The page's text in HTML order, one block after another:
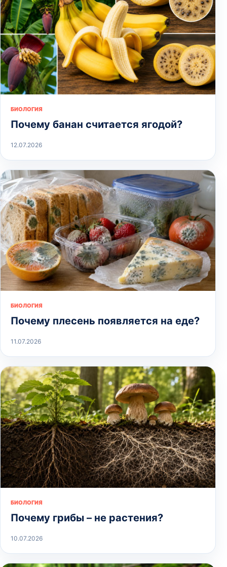
БИОЛОГИЯ
Почему банан считается ягодой?
12.07.2026
БИОЛОГИЯ
Почему плесень появляется на еде?
11.07.2026
БИОЛОГИЯ
Почему грибы – не растения?
10.07.2026